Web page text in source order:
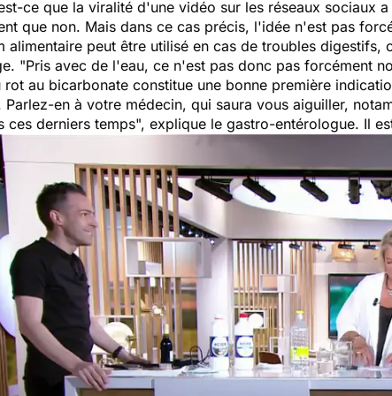
ce que la viralité d'une vidéo sur les réseaux sociaux
que non. Mais dans ce cas précis, l'idée n'est pas
alimentaire peut être utilisé en cas de troubles digestifs,
"Pris avec de l'eau, ce n'est pas donc pas forcément
rot au bicarbonate constitue une bonne première
Parlez-en à votre médecin, qui saura vous aiguiller,
ces derniers temps", explique le gastro-entérologue. Il